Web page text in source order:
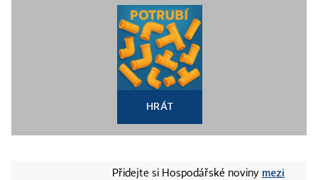
HRÁT
Přidejte si Hospodářské noviny mezi